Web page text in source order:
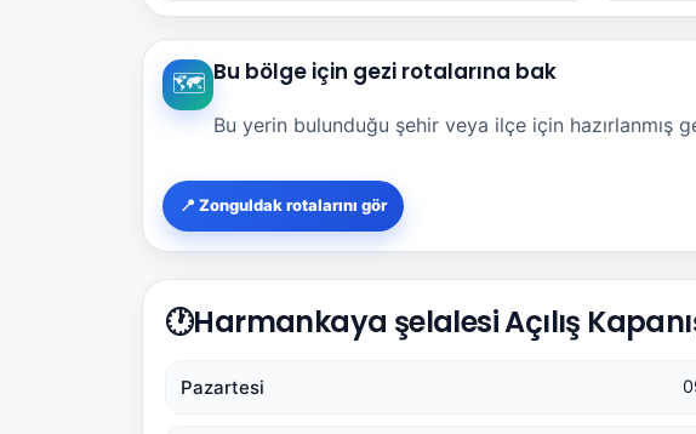
🗺️ Bu bölge için gezi rotalarına bak
Bu yerin bulunduğu şehir veya ilçe için hazırlanmış
📍 Zonguldak rotalarını gör
🕐Harmankaya şelalesi Açılış
Pazartesi